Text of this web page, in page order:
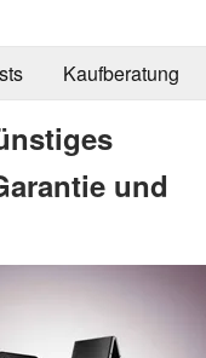
Kaufberatung
und